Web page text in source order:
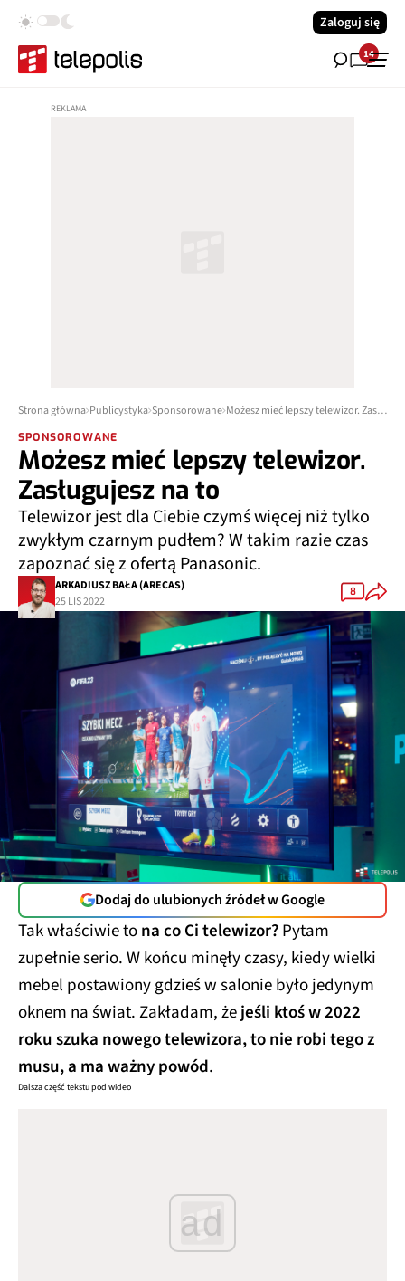
Zaloguj się
14
Strona główna Publicystyka Sponsorowane Możesz mieć lepszy telewizor. Zasługujesz na to
SPONSOROWANE
Możesz mieć lepszy telewizor.
Zasługujesz na to
Telewizor jest dla Ciebie czymś więcej niż tylko
zwykłym czarnym pudłem? W takim razie czas
zapoznać się z ofertą Panasonic.
ARKADIUSZ BAŁA (ARECAS)
25 LIS 2022
8
Dodaj do ulubionych źródeł w Google
Tak właściwie tona co Ci telewizor?Pytam
zupełnie serio. W końcu minęły czasy, kiedy wielki
mebel postawiony gdzieś w salonie było jedynym
oknem na świat. Zakładam, żejeśli ktoś w 2022
roku szuka nowego telewizora, to nie robi tego z
musu, a ma ważny powód.
Dalsza część tekstu pod wideo
ad